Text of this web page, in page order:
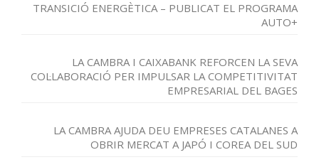
TRANSICIÓ ENERGÈTICA – PUBLICAT EL PROGRAMA
AUTO+
LA CAMBRA I CAIXABANK REFORCEN LA SEVA
COL·LABORACIÓ PER IMPULSAR LA COMPETITIVITAT
EMPRESARIAL DEL BAGES
LA CAMBRA AJUDA DEU EMPRESES CATALANES A
OBRIR MERCAT A JAPÓ I COREA DEL SUD